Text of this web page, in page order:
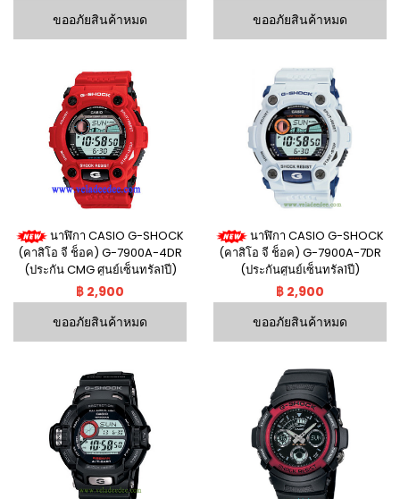
ขออภัยสินค้าหมด
ขออภัยสินค้าหมด
นาฬิกา CASIO G-SHOCK
(คาสิโอ จี ช็อค) G-7900A-4DR
(ประกัน CMG ศูนย์เซ็นทรัล1ปี)
฿ 2,900
ขออภัยสินค้าหมด
นาฬิกา CASIO G-SHOCK
(คาสิโอ จี ช็อค) G-7900A-7DR
(ประกันศูนย์เซ็นทรัล1ปี)
฿ 2,900
ขออภัยสินค้าหมด